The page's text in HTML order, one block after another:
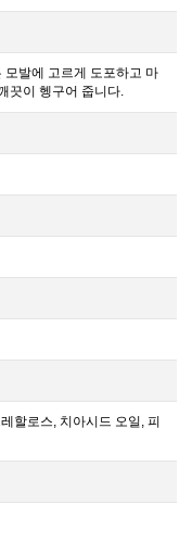
발에 고르게 도포하고 마
끗이 헹구어 줍니다.
할로스, 치아시드 오일, 피